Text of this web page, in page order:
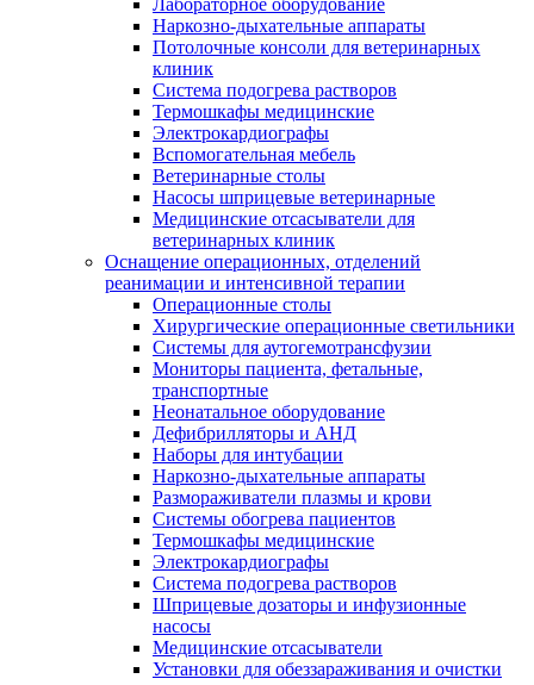
Лабораторное оборудование
Наркозно-дыхательные аппараты
Потолочные консоли для ветеринарных
клиник
Система подогрева растворов
Термошкафы медицинские
Электрокардиографы
Вспомогательная мебель
Ветеринарные столы
Насосы шприцевые ветеринарные
Медицинские отсасыватели для
ветеринарных клиник
Оснащение операционных, отделений
реанимации и интенсивной терапии
Операционные столы
Хирургические операционные светильники
Системы для аутогемотрансфузии
Мониторы пациента, фетальные,
транспортные
Неонатальное оборудование
Дефибрилляторы и АНД
Наборы для интубации
Наркозно-дыхательные аппараты
Размораживатели плазмы и крови
Системы обогрева пациентов
Термошкафы медицинские
Электрокардиографы
Cистема подогрева растворов
Шприцевые дозаторы и инфузионные
насосы
Медицинские отсасыватели
Установки для обеззараживания и очистки